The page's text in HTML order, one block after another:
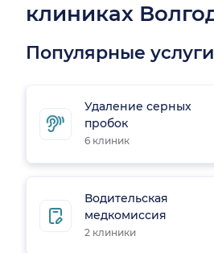
клиниках
Популярные услуги
Удаление серных
пробок
6 клиник
Водительская
медкомиссия
2 клиники